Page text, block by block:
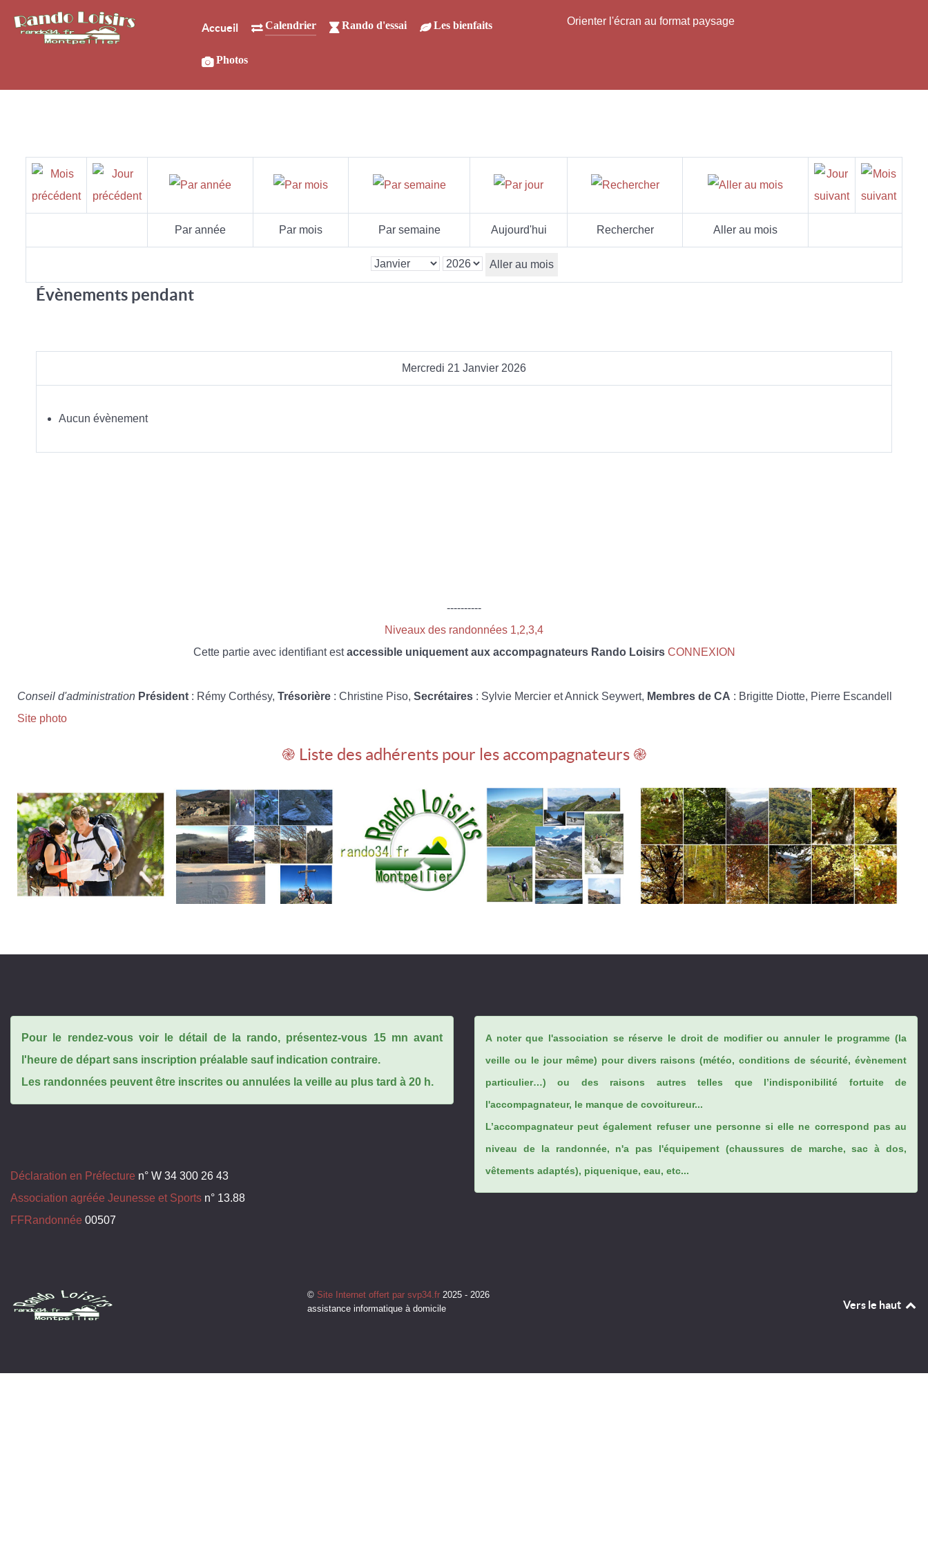
Accueil Calendrier Rando d'essai Les bienfaits
Photos
Orienter l'écran au format paysage
Par année Par mois Par semaine Aujourd'hui Rechercher Aller au mois
Aller au mois
Évènements pendant
Mercredi 21 Janvier 2026
Aucun évènement
----------
Niveaux des randonnées 1,2,3,4
Cette partie avec identifiant estaccessible uniquement aux accompagnateurs Rando Loisirs CONNEXION
Conseil d'administration Président : Rémy Corthésy, Trésorière : Christine Piso, Secrétaires : Sylvie Mercier et Annick Seywert, Membres de CA : Brigitte Diotte, Pierre Escandell
Site photo
֎ Liste des adhérents pour les accompagnateurs ֎
Pour le rendez-vous voir le détail de la rando, présentez-vous 15 mn avant
l'heure de départ sans inscription préalable sauf indication contraire.
Les randonnées peuvent être inscrites ou annulées la veille au plus tard à 20 h.
Déclaration en Préfecture n° W 34 300 26 43
Association agréée Jeunesse et Sports n° 13.88
FFRandonnée 00507
A noter que l'association se réserve le droit de modifier ou annuler le programme (la
veille ou le jour même) pour divers raisons (météo, conditions de sécurité, évènement
particulier…) ou des raisons autres telles que l’indisponibilité fortuite de
l'accompagnateur, le manque de covoitureur...
L’accompagnateur peut également refuser une personne si elle ne correspond pas au
niveau de la randonnée, n'a pas l'équipement (chaussures de marche, sac à dos,
vêtements adaptés), piquenique, eau, etc...
© Site Internet offert par svp34.fr2025 - 2026
assistance informatique à domicile
Vers le haut